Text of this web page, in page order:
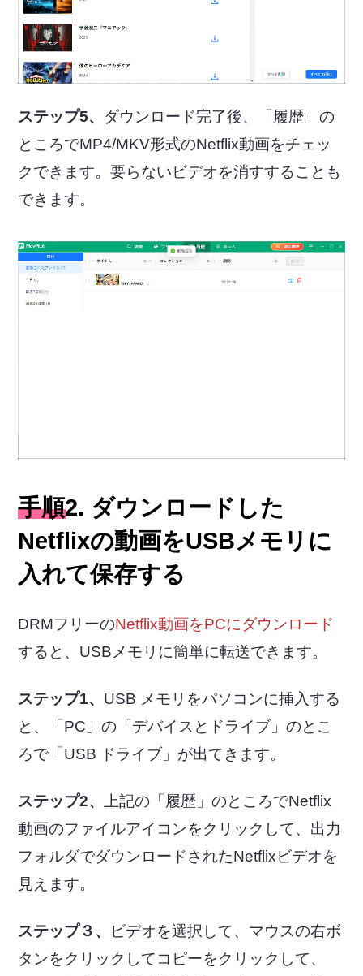
ステップ5、 ダウンロード完了後、「履歴」の
ところでMP4/MKV形式のNetflix動画をチェッ
クできます。要らないビデオを消すすることも
できます。
手順2. ダウンロードした
Netflixの動画をUSBメモリに
入れて保存する
DRMフリーのNetflix動画をPCにダウンロード
すると、USBメモリに簡単に転送できます。
ステップ1、 USB メモリをパソコンに挿入する
と、「PC」の「デバイスとドライブ」のとこ
ろで「USB ドライブ」が出てきます。
ステップ2、
上記の「履歴」のところでNetflix
動画のファイルアイコンをクリックして、出力
フォルダでダウンロードされたNetflixビデオを
見えます。
ステップ３、
ビデオを選択して、マウスの右ボ
タンをクリックしてコピーをクリックして、